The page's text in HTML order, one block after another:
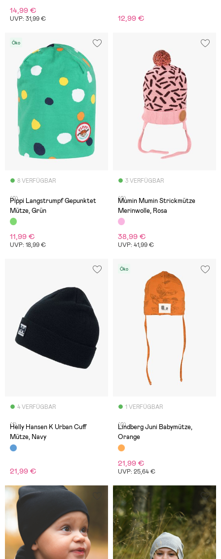
14,99 €
UVP: 31,99 € 12,99 €
Öko
8 VERFÜGBAR
(0)
Pippi Langstrumpf Gepunktet
Mütze, Grün
11,99 €
UVP: 18,99 €
3 VERFÜGBAR
(0)
Mumin Mumin Strickmütze
Merinwolle, Rosa
38,99 €
UVP: 41,99 €
4 VERFÜGBAR
(1)
Helly Hansen K Urban Cuff
Mütze, Navy
21,99 €
Öko
1 VERFÜGBAR
(0)
Lindberg Juni Babymütze,
Orange
21,99 €
UVP: 25,64 €